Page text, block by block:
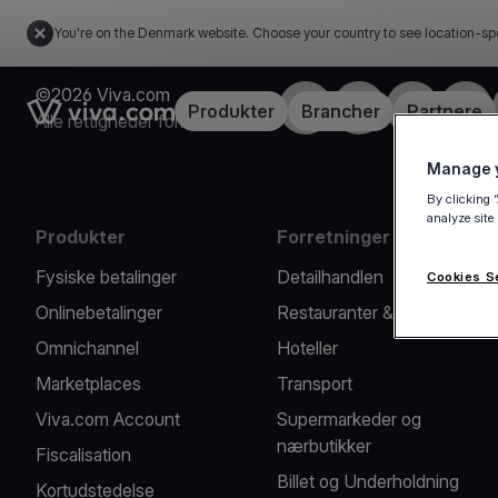
You're on the Denmark website. Choose your country to see location-
Link to the homepageProdukter Brancher Partnere
©2026 Viva.com
Alle rettigheder forbeholdes
Facebook
X LinkedIn
Produkter
Fysiske betalinger
Onlinebetalinger
Omnichannel
Marketplaces
Viva.com Account
Fiscalisation
Kortudstedelse
Forretninger vi hjælper
Detailhandlen
Restauranter & caféer
Hoteller
Transport
Supermarkeder og
nærbutikker
Billet og Underholdning
Manage
By clicking
analyze
Cookies